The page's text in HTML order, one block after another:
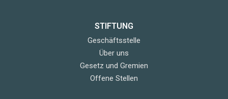
STIFTUNG
Geschäftsstelle
Über uns
Gesetz und Gremien
Offene Stellen